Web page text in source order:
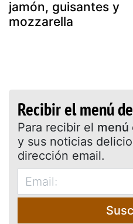
jamón, guisantes y
mozzarella
Recibir el menú
Para recibir el menú
y sus noticias
dirección email.